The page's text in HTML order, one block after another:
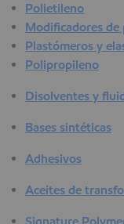
Polietileno
Modificadores de
Plastómeros y
Polipropileno
Disolventes y
Bases sintéticas
Adhesivos
Aceites de